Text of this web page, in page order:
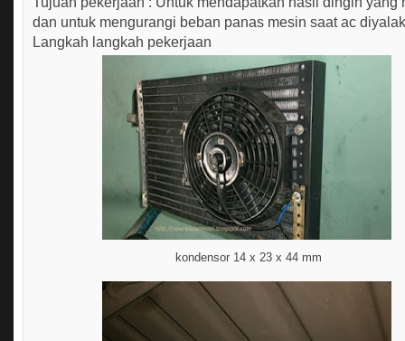
dan untuk mengurangi beban panas mesin saat ac
Langkah langkah pekerjaan
kondensor 14 x 23 x 44 mm